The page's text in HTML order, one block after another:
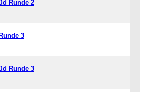
Runde 2
3
Runde 3